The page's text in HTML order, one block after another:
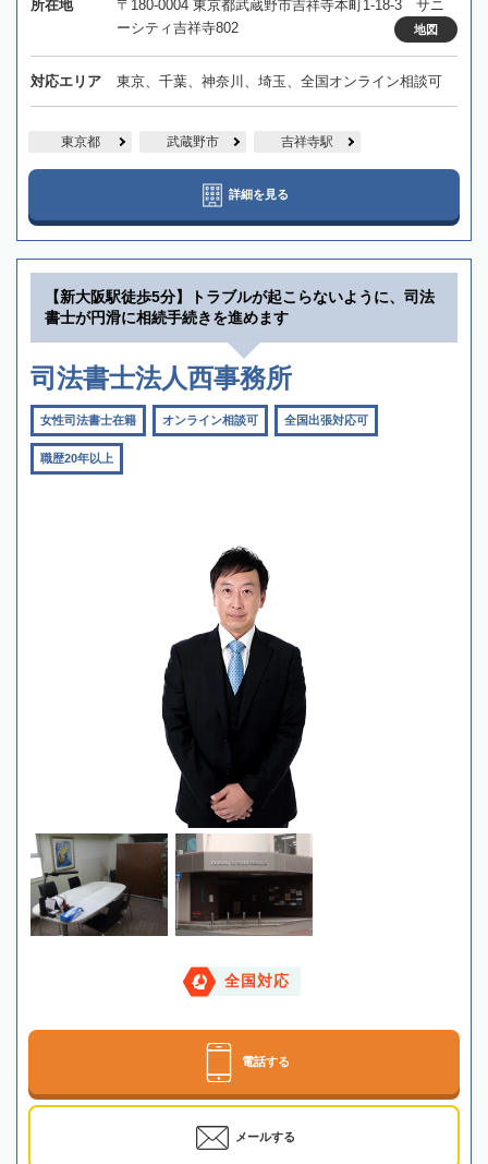
所在地
〒180-0004 東京都武蔵野市吉祥寺本町1-18-3 サニ
ーシティ吉祥寺802
地図
対応エリア 東京、千葉、神奈川、埼玉、全国オンライン相談可
東京都 武蔵野市 吉祥寺駅
詳細を見る
【新大阪駅徒歩5分】トラブルが起こらないように、司法
書士が円滑に相続手続きを進めます
司法書士法人西事務所
女性司法書士在籍 オンライン相談可 全国出張対応可
職歴20年以上
全国対応
電話する
メールする